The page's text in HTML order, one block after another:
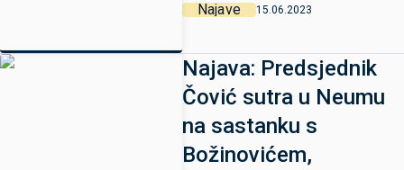
Najave 15.06.2023
Najava: Predsjednik
Čović sutra u Neumu
na sastanku s
Božinovićem,